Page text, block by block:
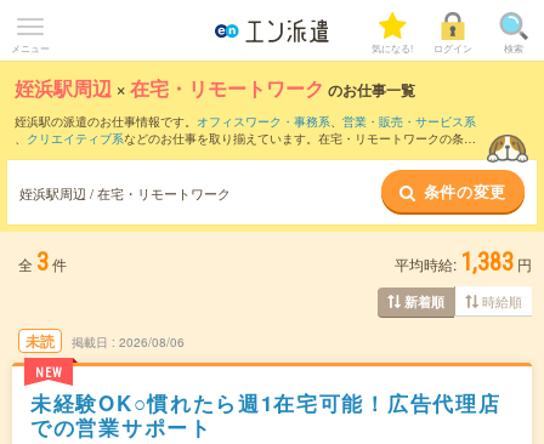
メニュー 気になる! ログイン 検索
姪浜駅周辺 ×在宅・リモートワーク のお仕事一覧
姪浜駅の派遣のお仕事情報です。 オフィスワーク・事務系、 営業・販売・サービス系
、 クリエイティブ系などのお仕事を取り揃えています。在宅・リモートワークの条件
姪浜駅周辺 / 在宅・リモートワーク 条件の変更
全 3件 平均時給: 1,383 円
新着順 時給順
未読
NEW
掲載日 2026/08/06
未経験OK○慣れたら週1在宅可能！広告代理店
での営業サポート